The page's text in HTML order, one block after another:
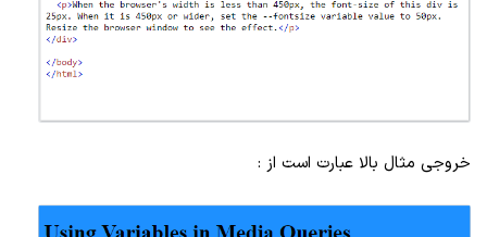
خروجی مثال بالا عبارت است از :